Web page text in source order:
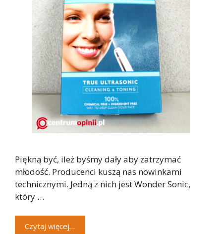
Piękną być, ileż byśmy dały aby zatrzymać
młodość. Producenci kuszą nas nowinkami
technicznymi. Jedną z nich jest Wonder Sonic,
który …
Czytaj więcej…